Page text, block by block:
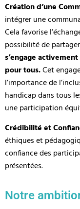
Création d’une
intégrer une
Cela favorise
possibilité de
s’engage
pour tous.Cet
l’importance de
handicap dans tous
une participation
Crédibilité et
éthiques et
confiance des
présentées.
Notre